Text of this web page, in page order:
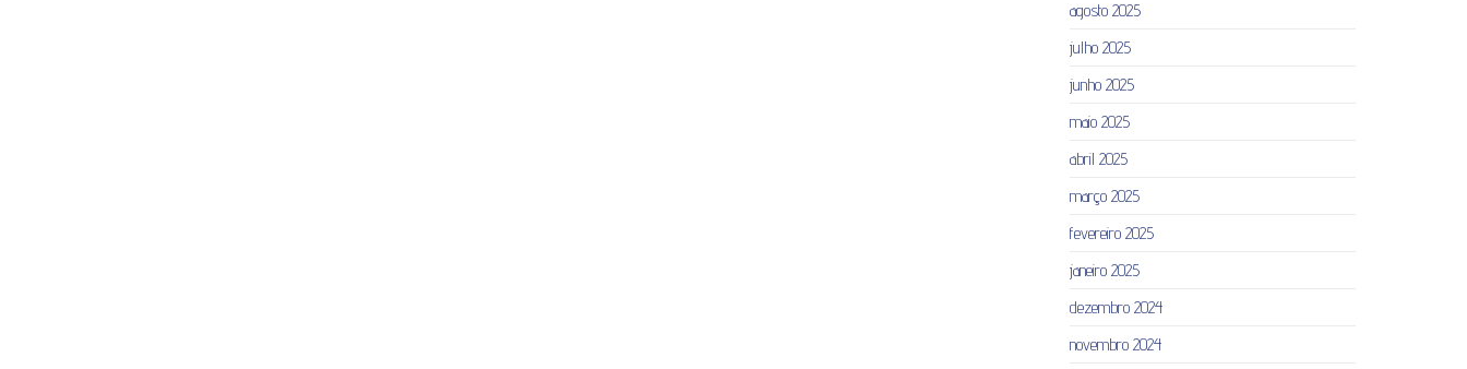
agosto 2025
julho 2025
junho 2025
maio 2025
abril 2025
março 2025
fevereiro 2025
janeiro 2025
dezembro 2024
novembro 2024